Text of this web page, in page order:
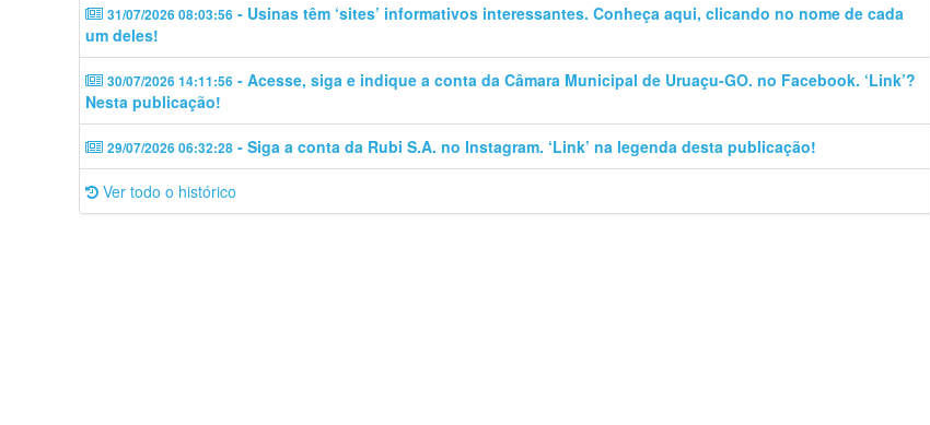
31/07/2026 08:03:56 - Usinas têm ‘sites’ informativos interessantes. Conheça aqui, clicando no nome de cada
um deles!
30/07/2026 14:11:56 - Acesse, siga e indique a conta da Câmara Municipal de Uruaçu-GO. no Facebook. ‘Link’?
Nesta publicação!
29/07/2026 06:32:28 - Siga a conta da Rubi S.A. no Instagram. ‘Link’ na legenda desta publicação!
Ver todo o histórico